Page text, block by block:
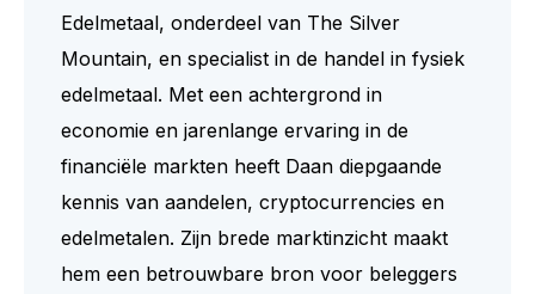
Edelmetaal, onderdeel van The Silver
Mountain, en specialist in de handel in fysiek
edelmetaal. Met een achtergrond in
economie en jarenlange ervaring in de
financiële markten heeft Daan diepgaande
kennis van aandelen, cryptocurrencies en
edelmetalen. Zijn brede marktinzicht maakt
hem een betrouwbare bron voor beleggers